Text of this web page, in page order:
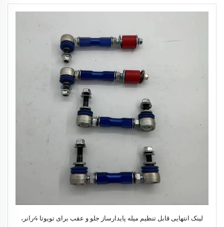
لینک انتهایی قابل تنظیم میله پایدارساز جلو و عقب برای تویوتا 4رانر،